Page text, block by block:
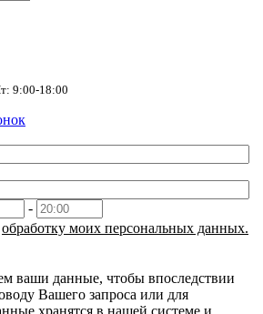
9:00-18:00
-
обработку моих персональных данных.
ваши данные, чтобы впоследствии
Вашего запроса или для